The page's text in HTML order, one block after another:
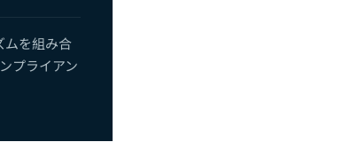
るナレッジマネジメントワークフローの自動化
ムを組み合
プライアン